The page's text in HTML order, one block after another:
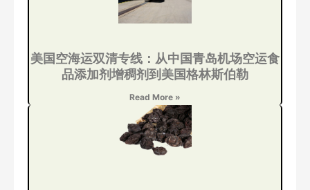
美国空海运双清专线：从中国青岛机场空运食
品添加剂增稠剂到美国格林斯伯勒
Read More »